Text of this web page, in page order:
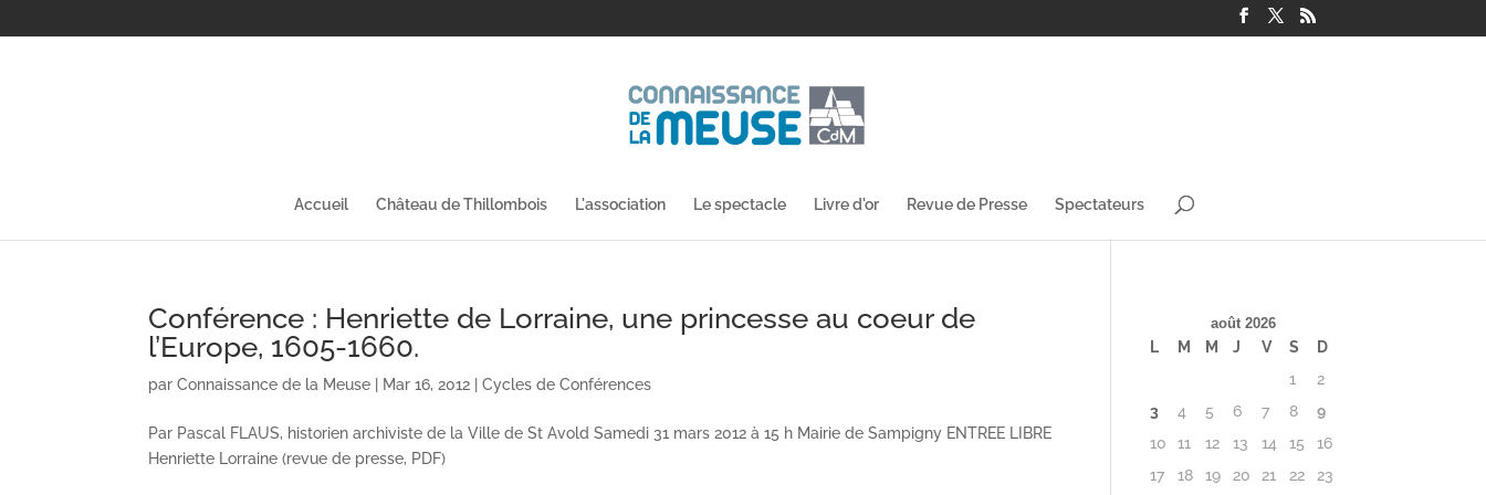
Accueil Château de Thillombois L'association Le spectacle Livre d'or Revue de Presse Spectateurs
Conférence : Henriette de Lorraine, une princesse au coeur de
l’Europe, 1605-1660.
parConnaissance de la Meuse | Mar 16, 2012 |Cycles de Conférences
Par Pascal FLAUS, historien archiviste de la Ville de St Avold Samedi 31 mars 2012 à 15 h Mairie de Sampigny ENTREE LIBRE
Henriette Lorraine (revue de presse, PDF)
août 2026
L M M J V S
D
1
2
3
4 5 6 7 8
9
10
11 12 13 14 15
16
17
18 19 20 21 22
23